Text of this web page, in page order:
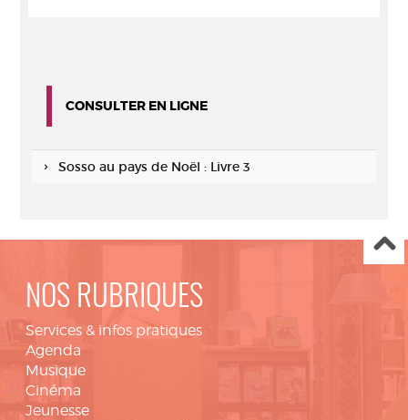
CONSULTER EN LIGNE
Sosso au pays de Noël : Livre 3
NOS RUBRIQUES
Services & infos pratiques
Agenda
Musique
Cinéma
Jeunesse